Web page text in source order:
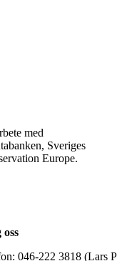
med
Sveriges
Europe.
oss
046-222 3818 (Lars